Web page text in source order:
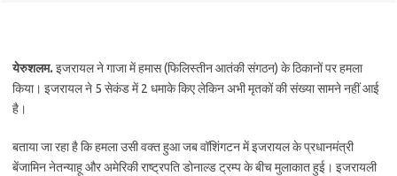
येरुशलम. इजरायल ने गाजा में हमास (फिलिस्तीन आतंकी संगठन) के ठिकानों पर हमला
किया। इजरायल ने 5 सेकंड में 2 धमाके किए लेकिन अभी मृतकों की संख्या सामने नहीं आई
है।
बताया जा रहा है कि हमला उसी वक्त हुआ जब वॉशिंगटन में इजरायल के प्रधानमंत्री
बेंजामिन नेतन्याहू और अमेरिकी राष्ट्रपति डोनाल्ड ट्रम्प के बीच मुलाकात हुई। इजरायली